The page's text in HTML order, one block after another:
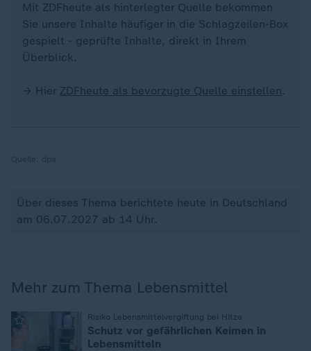
Mit ZDFheute als hinterlegter Quelle bekommen
Sie unsere Inhalte häufiger in die Schlagzeilen-Box
gespielt - geprüfte Inhalte, direkt in Ihrem
Überblick.
→ Hier ZDFheute als bevorzugte Quelle einstellen.
Über dieses Thema berichtete heute in Deutschland
am 06.07.2027 ab 14 Uhr.
Mehr zum Thema Lebensmittel
Risiko Lebensmittelvergiftung bei Hitze
Schutz vor gefährlichen Keimen in
Lebensmitteln